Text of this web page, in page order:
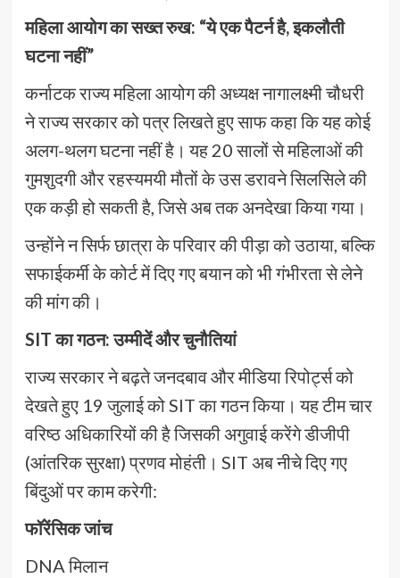
महिला आयोग का सख्त रुख: “ये एक पैटर्न है, इकलौती
घटना नहीं”
कर्नाटक राज्य महिला आयोग की अध्यक्ष नागालक्ष्मी चौधरी
ने राज्य सरकार को पत्र लिखते हुए साफ कहा कि यह कोई
अलग-थलग घटना नहीं है। यह 20 सालों से महिलाओं की
गुमशुदगी और रहस्यमयी मौतों के उस डरावने सिलसिले की
एक कड़ी हो सकती है, जिसे अब तक अनदेखा किया गया।
उन्होंने न सिर्फ छात्रा के परिवार की पीड़ा को उठाया, बल्कि
सफाईकर्मी के कोर्ट में दिए गए बयान को भी गंभीरता से लेने
की मांग की।
SIT का गठन: उम्मीदें और चुनौतियां
राज्य सरकार ने बढ़ते जनदबाव और मीडिया रिपोर्ट्स को
देखते हुए 19 जुलाई को SIT का गठन किया। यह टीम चार
वरिष्ठ अधिकारियों की है जिसकी अगुवाई करेंगे डीजीपी
(आंतरिक सुरक्षा) प्रणव मोहंती। SIT अब नीचे दिए गए
बिंदुओं पर काम करेगी:
फॉरेंसिक जांच
DNA मिलान